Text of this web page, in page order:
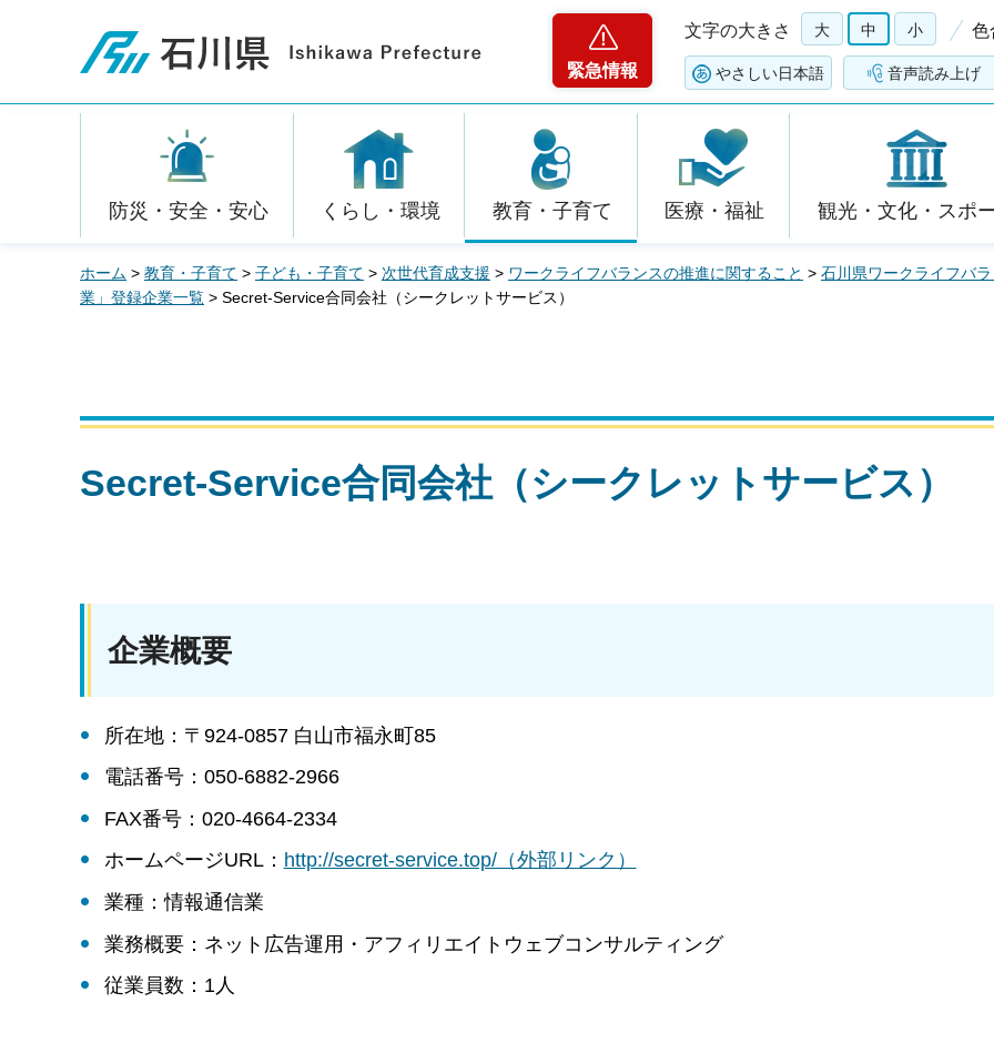
石川県
緊急情報
文字の大きさ 大 中 小 色
やさしい日本語 音声読み上げ
防災・安全・安心 くらし・環境 教育・子育て 医療・福祉 観光・文化・スポ
ホーム > 教育・子育て > 子ども・子育て > 次世代育成支援 > ワークライフバランスの推進に関すること > 石川県ワークライフバ
業」登録企業一覧 > Secret-Service合同会社（シークレットサービス）
Secret-Service合同会社（シークレットサービス）
企業概要
所在地：〒924-0857 白山市福永町85
電話番号：050-6882-2966
FAX番号：020-4664-2334
ホームページURL： http://secret-service.top/（外部リンク）
業種：情報通信業
業務概要：ネット広告運用・アフィリエイトウェブコンサルティング
従業員数：1人